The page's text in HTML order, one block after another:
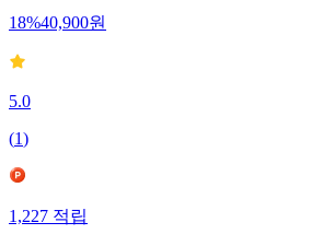
18%40,900원
5.0
(1)
1,227적립